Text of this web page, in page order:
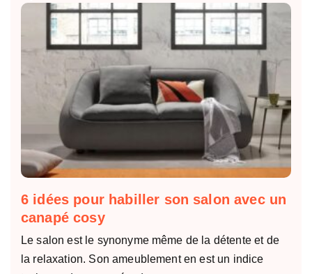
6 idées pour habiller son salon avec un
canapé cosy
Le salon est le synonyme même de la détente et de
la relaxation. Son ameublement en est un indice